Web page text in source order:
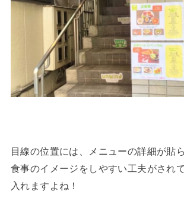
目線の位置には、メニューの詳細が貼
食事のイメージをしやすい工夫がされ
入れますよね！